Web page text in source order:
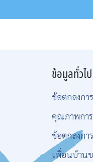
ข้อมูลทั่วไป
ข้อตกลงกา
คุณภาพการ
ข้อตกลงกา
เพื่อนบ้านข